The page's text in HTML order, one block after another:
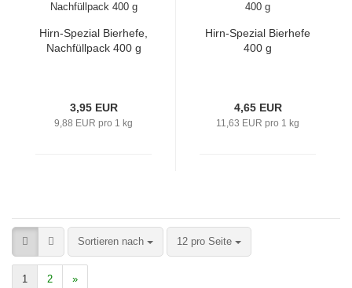
Hirn-​Spe­zi­al Bier­he­fe,
Nach­füll­pack 400 g
3,95 EUR
9,88 EUR pro 1 kg
Hirn-​Spe­zi­al Bier­he­fe
400 g
4,65 EUR
11,63 EUR pro 1 kg
Sortieren nach 12 pro Seite
1 2 »